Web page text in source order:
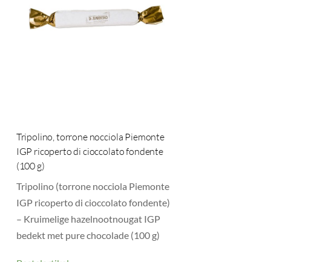
Tripolino, torrone nocciola Piemonte
IGP ricoperto di cioccolato fondente
(100 g)
Tripolino (torrone nocciola Piemonte
IGP ricoperto di cioccolato fondente)
– Kruimelige hazelnootnougat IGP
bedekt met pure chocolade (100 g)